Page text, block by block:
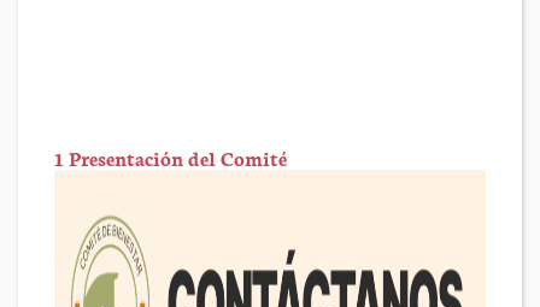
1 Presentación del Comité